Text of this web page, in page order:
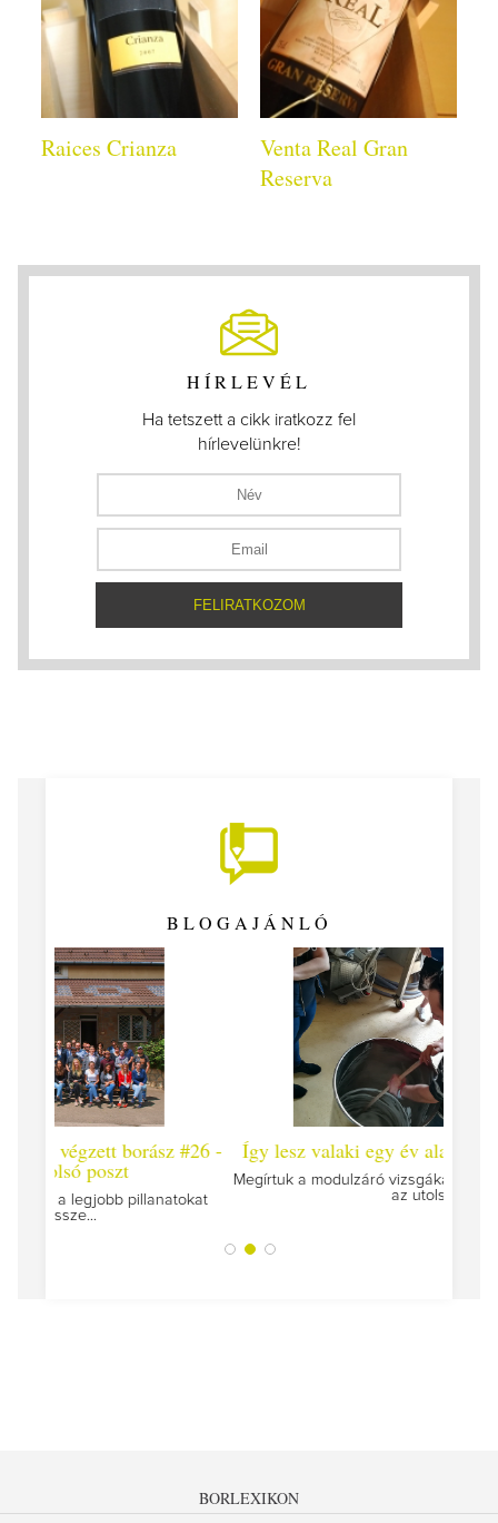
Raices Crianza
Venta Real Gran
Reserva
HÍRLEVÉL
Ha tetszett a cikk iratkozz fel
hírlevelünkre!
BLOGAJÁNLÓ
Így lesz valaki egy év alatt végzett borász #25
Megírtuk a modulzáró vizsgákat, már lázasan készülünk
BORLEXIKON